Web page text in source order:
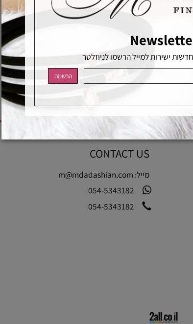
CONTACT US
מייל:m@mdadashian.com
054-5343182
למייל הרשמו לניוזלטר